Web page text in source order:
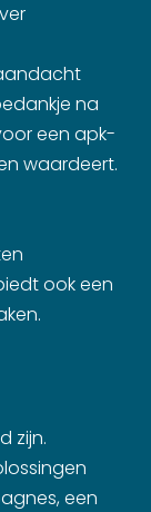
na
een apk-
waardeert.
ook een
zijn.
een